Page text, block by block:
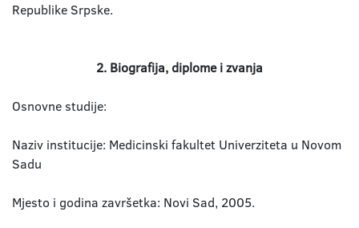
Republike Srpske.
2. Biografija, diplome i zvanja
Osnovne studije:
Naziv institucije: Medicinski fakultet Univerziteta u Novom
Sadu
Mjesto i godina završetka: Novi Sad, 2005.